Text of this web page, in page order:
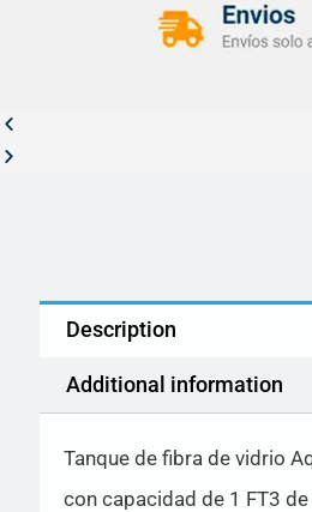
Description
Additional information
Tanque de fibra de vidrio
con capacidad de 1 FT3